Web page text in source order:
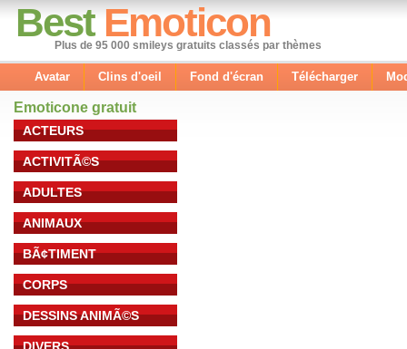
Best Emoticon
Plus de 95 000 smileys gratuits classés par thèmes
Avatar Clins d'oeil Fond d'écran Télécharger
Emoticone gratuit
ACTEURS
ACTIVITÃ©S
ADULTES
ANIMAUX
BÃ¢TIMENT
CORPS
DESSINS ANIMÃ©S